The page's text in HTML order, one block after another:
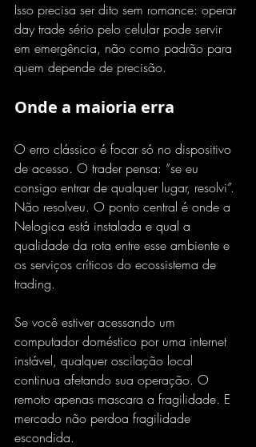
Isso precisa ser dito sem romance: operar
day trade sério pelo celular pode servir
em emergência, não como padrão para
quem depende de precisão.
Onde a maioria erra
O erro clássico é focar só no dispositivo
de acesso. O trader pensa: “se eu
consigo entrar de qualquer lugar, resolvi”.
Não resolveu. O ponto central é onde a
Nelogica está instalada e qual a
qualidade da rota entre esse ambiente e
os serviços críticos do ecossistema de
trading.
Se você estiver acessando um
computador doméstico por uma internet
instável, qualquer oscilação local
continua afetando sua operação. O
remoto apenas mascara a fragilidade. E
mercado não perdoa fragilidade
escondida.